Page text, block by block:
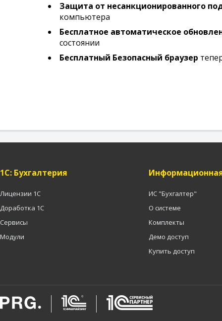
Защита от несанкционированного
компьютера
Бесплатное автоматическое
состоянии
Бесплатный Безопасный браузер
1C: Бухгалтерия
Лицензии 1С
Доработка 1С
Сервисы
Модули
ИС "Бухгалтер"
О системе
Комплекты
Демо доступ
Купить доступ